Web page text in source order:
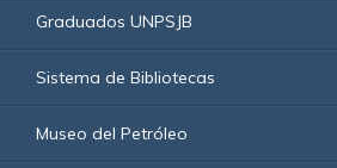
Graduados UNPSJB
Sistema de Bibliotecas
Museo del Petróleo